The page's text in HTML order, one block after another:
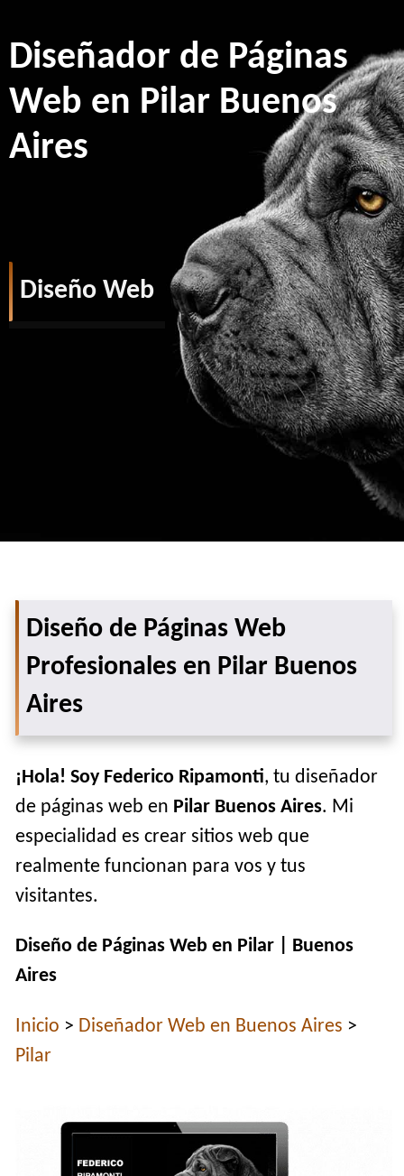
Diseñador de Páginas
Web en Pilar Buenos
Aires
Diseño Web
Diseño de Páginas Web
Profesionales en Pilar Buenos
Aires
¡Hola! Soy Federico Ripamonti, tu diseñador
de páginas web en Pilar Buenos Aires. Mi
especialidad es crear sitios web que
realmente funcionan para vos y tus
visitantes.
Diseño de Páginas Web en Pilar | Buenos
Aires
Inicio > Diseñador Web en Buenos Aires >
Pilar